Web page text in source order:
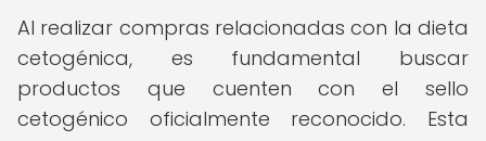
Al realizar compras relacionadas con la dieta
cetogénica, es fundamental buscar
productos que cuenten con el sello
cetogénico oficialmente reconocido. Esta